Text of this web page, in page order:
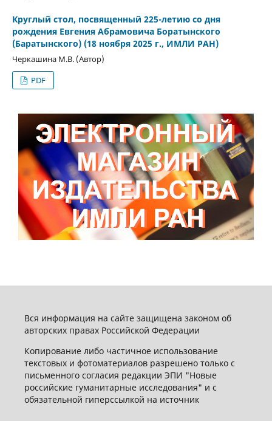
Круглый стол, посвященный 225-летию со дня
рождения Евгения Абрамовича Боратынского
(Баратынского) (18 ноября 2025 г., ИМЛИ РАН)
Черкашина М.В. (Автор)
PDF
Вся информация на сайте защищена законом об
авторских правах Российской Федерации
Копирование либо частичное использование
текстовых и фотоматериалов разрешено только с
письменного согласия редакции ЭПИ "Новые
российские гуманитарные исследования" и с
обязательной гиперссылкой на источник